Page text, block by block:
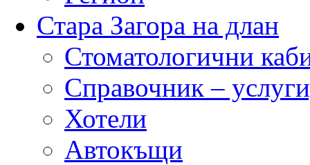
Стара Загора на длан
Стоматологични
Справочник –
Хотели
Автокъщи